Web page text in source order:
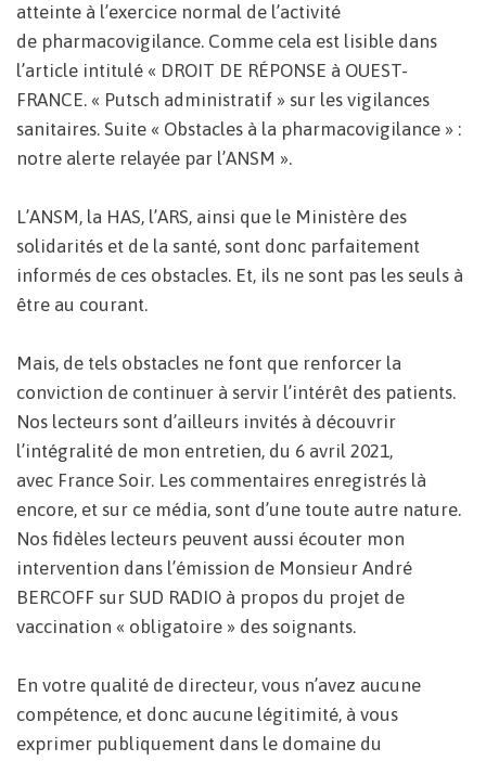
atteinte à l’exercice normal de l’activité
de pharmacovigilance. Comme cela est lisible dans
l’article intitulé « DROIT DE RÉPONSE à OUEST-
FRANCE. « Putsch administratif » sur les vigilances
sanitaires. Suite « Obstacles à la pharmacovigilance » :
notre alerte relayée par l’ANSM ».
L’ANSM, la HAS, l’ARS, ainsi que le Ministère des
solidarités et de la santé, sont donc parfaitement
informés de ces obstacles. Et, ils ne sont pas les seuls à
être au courant.
Mais, de tels obstacles ne font que renforcer la
conviction de continuer à servir l’intérêt des patients.
Nos lecteurs sont d’ailleurs invités à découvrir
l’intégralité de mon entretien, du 6 avril 2021,
avec France Soir. Les commentaires enregistrés là
encore, et sur ce média, sont d’une toute autre nature.
Nos fidèles lecteurs peuvent aussi écouter mon
intervention dans l’émission de Monsieur André
BERCOFF sur SUD RADIO à propos du projet de
vaccination « obligatoire » des soignants.
En votre qualité de directeur, vous n’avez aucune
compétence, et donc aucune légitimité, à vous
exprimer publiquement dans le domaine du